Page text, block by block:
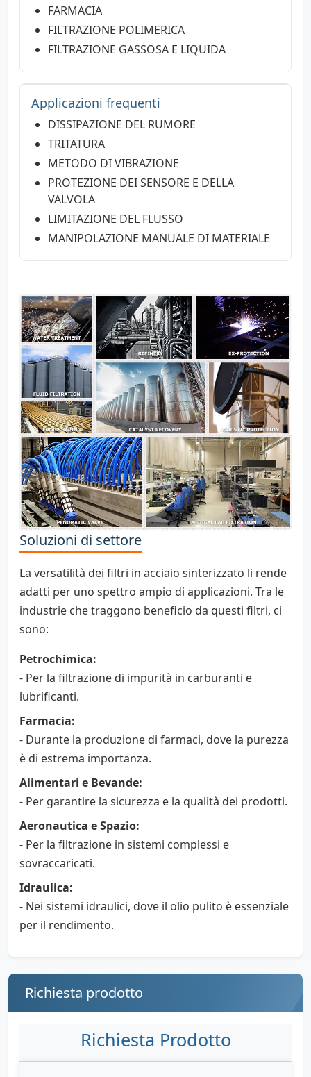
FARMACIA
FILTRAZIONE POLIMERICA
FILTRAZIONE GASSOSA E LIQUIDA
Applicazioni frequenti
DISSIPAZIONE DEL RUMORE
TRITATURA
METODO DI VIBRAZIONE
PROTEZIONE DEI SENSORE E DELLA
VALVOLA
LIMITAZIONE DEL FLUSSO
MANIPOLAZIONE MANUALE DI MATERIALE
Soluzioni di settore
La versatilità dei filtri in acciaio sinterizzato li rende
adatti per uno spettro ampio di applicazioni. Tra le
industrie che traggono beneficio da questi filtri, ci
sono:
Petrochimica:
- Per la filtrazione di impurità in carburanti e
lubrificanti.
Farmacia:
- Durante la produzione di farmaci, dove la purezza
è di estrema importanza.
Alimentari e Bevande:
- Per garantire la sicurezza e la qualità dei prodotti.
Aeronautica e Spazio:
- Per la filtrazione in sistemi complessi e
sovraccaricati.
Idraulica:
- Nei sistemi idraulici, dove il olio pulito è essenziale
per il rendimento.
Richiesta prodotto
Richiesta Prodotto